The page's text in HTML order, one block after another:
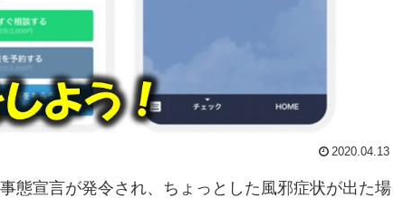
2020.04.13
態宣言が発令され、ちょっとした風邪症状が出た場